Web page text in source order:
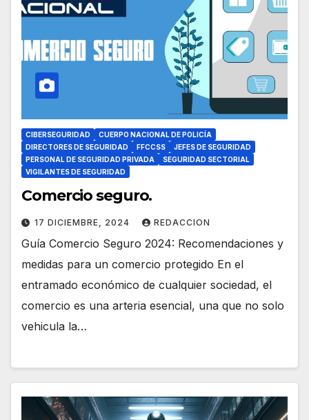
CIBERSEGURIDAD
CUERPO NACIONAL DE POLICÍA
DIRECTORES DE SEGURIDAD
FFCCSS
JEFES DE SEGURIDAD
PERSONAL DE SEGURIDAD PRIVADA
SEGURIDAD SECTORIAL
VIGILANTES DE SEGURIDAD
Comercio seguro.
17 DICIEMBRE, 2024 REDACCION
Guía Comercio Seguro 2024: Recomendaciones y
medidas para un comercio protegido En el
entramado económico de cualquier sociedad, el
comercio es una arteria esencial, una que no solo
vehicula la…